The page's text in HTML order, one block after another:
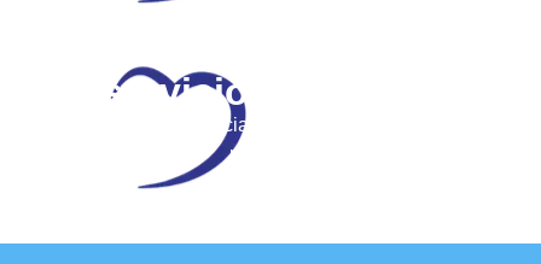
servicios médicos
Condiciones especiales para socios, sin cuotas
ni pólizas